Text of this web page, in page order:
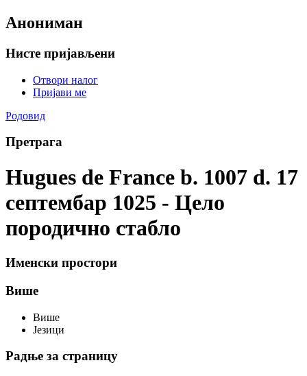
Анониман
Нисте пријављени
Отвори налог
Пријави ме
Родовид
Претрага
Hugues de France b. 1007 d. 17
септембар 1025 - Цело
породично стабло
Именски простори
Више
Више
Језици
Радње за страницу